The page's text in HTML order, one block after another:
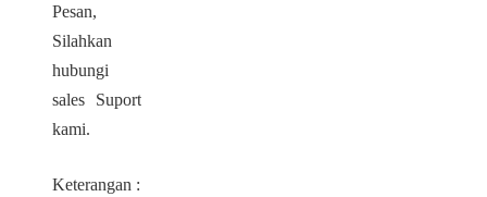
Pesan,
Silahkan
hubungi
sales Suport
kami.
Keterangan :